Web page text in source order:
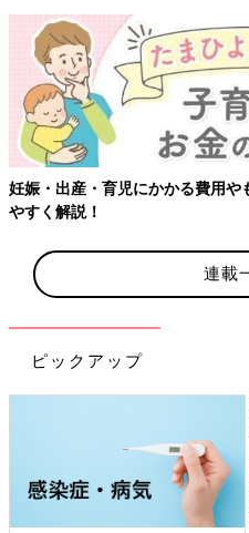
【ワクチン接種できるものも】
連載
ピックアップ